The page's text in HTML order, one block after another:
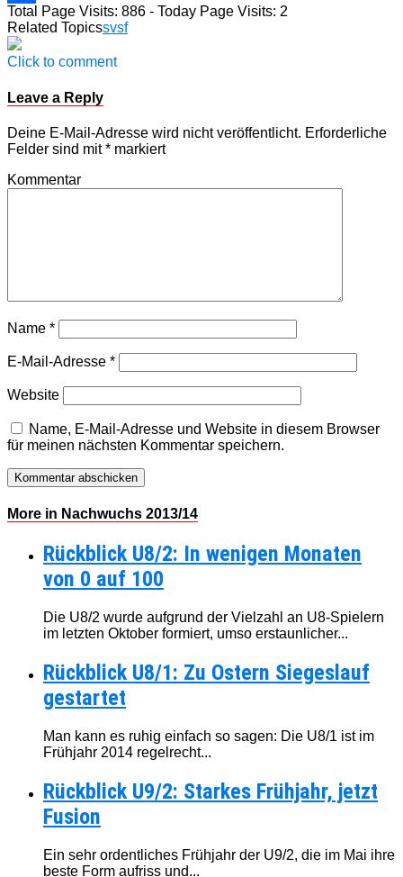
Teilen
Total Page Visits: 886 - Today Page Visits: 2
Related Topicssvsf
Click to comment
Leave a Reply
Deine E-Mail-Adresse wird nicht veröffentlicht. Erforderliche
Felder sind mit* markiert
Kommentar
Name *
E-Mail-Adresse *
Website
Name, E-Mail-Adresse und Website in diesem Browser
für meinen nächsten Kommentar speichern.
More in Nachwuchs 2013/14
Rückblick U8/2: In wenigen Monaten
von 0 auf 100
Die U8/2 wurde aufgrund der Vielzahl an U8-Spielern
im letzten Oktober formiert, umso erstaunlicher...
Rückblick U8/1: Zu Ostern Siegeslauf
gestartet
Man kann es ruhig einfach so sagen: Die U8/1 ist im
Frühjahr 2014 regelrecht...
Rückblick U9/2: Starkes Frühjahr, jetzt
Fusion
Ein sehr ordentliches Frühjahr der U9/2, die im Mai ihre
beste Form aufriss und...